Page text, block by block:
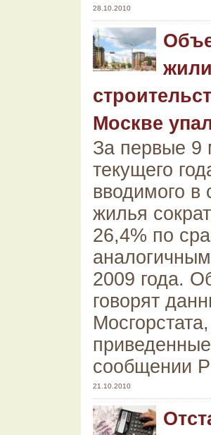
28.10.2010
Москве
За первые 9
текущего
вводимого в
жилья
26,4% по
2009 года.
говорят
Мосгорстата,
сообщении
21.10.2010